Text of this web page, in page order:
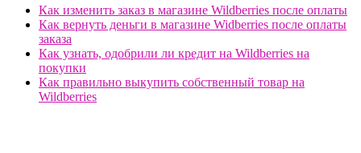
Как изменить заказ в магазине Wildberries после оплаты
Как вернуть деньги в магазине Widberries после оплаты
заказа
Как узнать, одобрили ли кредит на Wildberries на
покупки
Как правильно выкупить собственный товар на
Wildberries